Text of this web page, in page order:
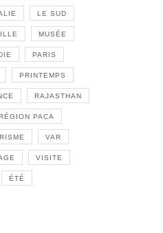
LE SUD
MUSÉE
PARIS
PRINTEMPS
RAJASTHAN
PACA
VAR
VISITE
ÉTÉ